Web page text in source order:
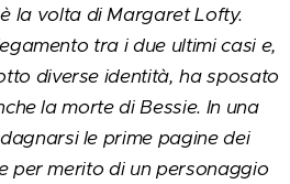
la volta di Margaret Lofty.
tra i due ultimi casi e,
diverse identità, ha sposato
la morte di Bessie. In una
le prime pagine dei
per merito di un personaggio